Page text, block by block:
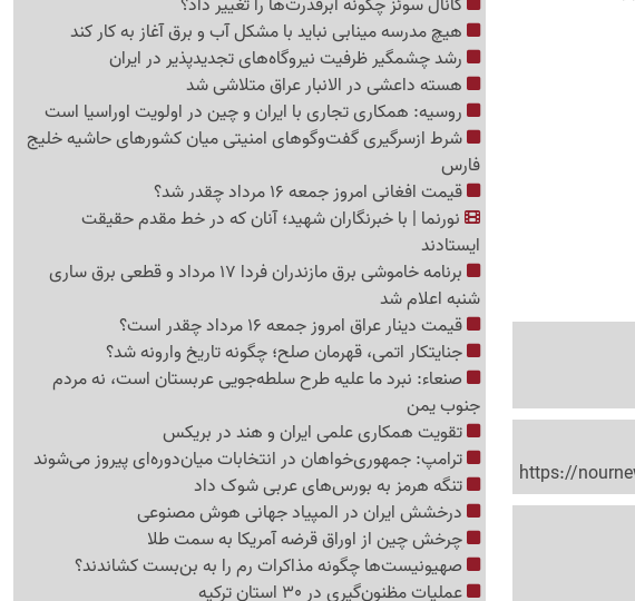
https://
هیچ مدرسه مینابی نباید با مشکل آب و برق آغاز به کار کند
رشد چشمگیر ظرفیت نیروگاه‌های تجدیدپذیر در ایران
هسته داعشی در الانبار عراق متلاشی شد
روسیه: همکاری تجاری با ایران و چین در اولویت اوراسیا است
شرط ازسرگیری گفت‌وگوهای امنیتی میان کشورهای حاشیه خلیج
فارس
قیمت افغانی امروز جمعه 16 مرداد چقدر شد؟
نورنما | با خبرنگاران شهید؛ آنان که در خط مقدم حقیقت
ایستادند
برنامه خاموشی برق مازندران فردا 17 مرداد و قطعی برق ساری
شنبه اعلام شد
قیمت دینار عراق امروز جمعه 16 مرداد چقدر است؟
جنایتکار اتمی، قهرمان صلح؛ چگونه تاریخ وارونه شد؟
صنعاء: نبرد ما علیه طرح سلطه‌جویی عربستان است، نه مردم
جنوب یمن
تقویت همکاری علمی ایران و هند در بریکس
ترامپ: جمهوری‌خواهان در انتخابات میان‌دوره‌ای پیروز می‌شوند
تنگه هرمز به بورس‌های عربی شوک داد
درخشش ایران در المپیاد جهانی هوش مصنوعی
چرخش چین از اوراق قرضه آمریکا به سمت طلا
صهیونیست‌ها چگونه مذاکرات رم را به بن‌بست کشاندند؟
عملیات مظنون‌گیری در 30 استان ترکیه